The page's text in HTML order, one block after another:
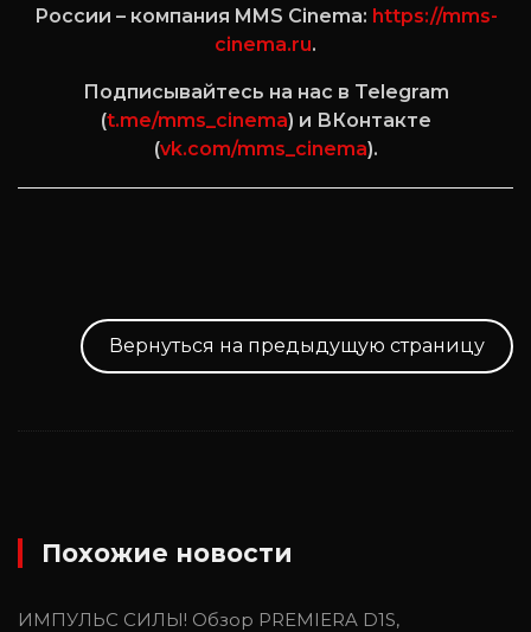
России – компания MMS Cinema: https://mms-
cinema.ru.
Подписывайтесь на нас в Telegram
(t.me/mms_cinema) и ВКонтакте
(vk.com/mms_cinema).
Вернуться на предыдущую страницу
Похожие новости
ИМПУЛЬС СИЛЫ! Обзор PREMIERA D1S,